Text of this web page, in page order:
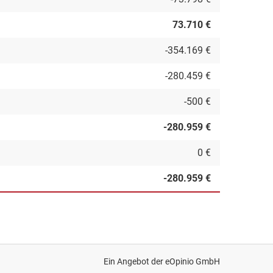
73.710 €
-354.169 €
-280.459 €
-500 €
-280.959 €
0 €
-280.959 €
Ein Angebot dereOpinio GmbH